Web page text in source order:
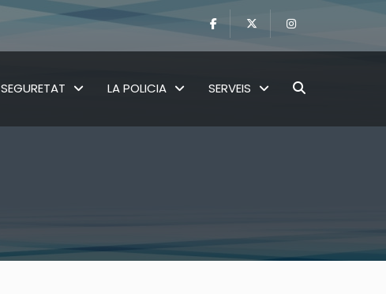
SEGURETAT LA POLICIA SERVEIS